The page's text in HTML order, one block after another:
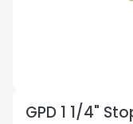
GPD 1 1/4"